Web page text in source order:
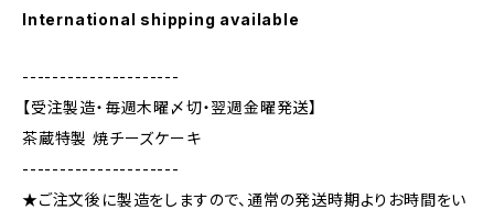
International shipping available
---------------------
【受注製造・毎週木曜〆切・翌週金曜発送】
茶蔵特製 焼チーズケーキ
---------------------
★ご注文後に製造をしますので、通常の発送時期よりお時間をい